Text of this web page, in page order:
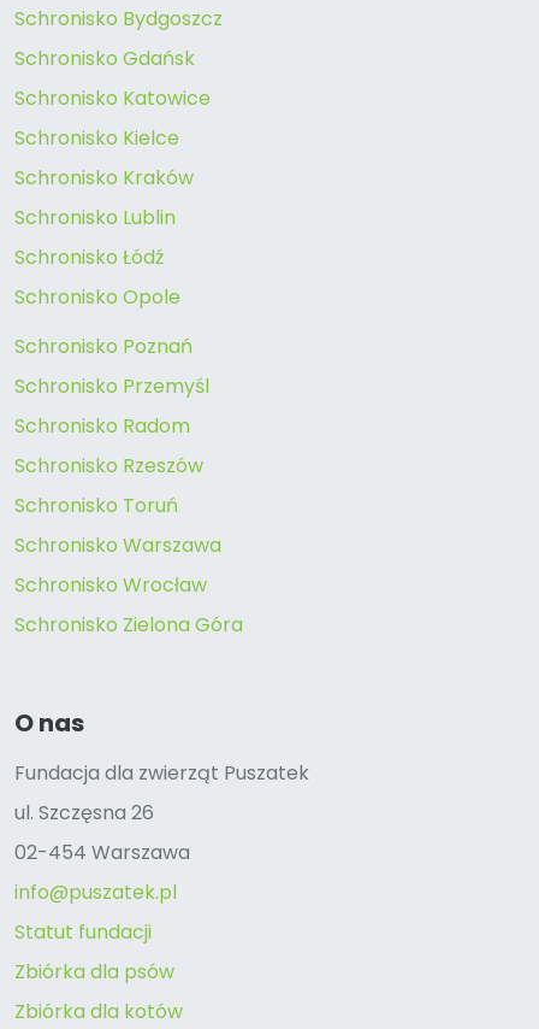
Schronisko Bydgoszcz
Schronisko Gdańsk
Schronisko Katowice
Schronisko Kielce
Schronisko Kraków
Schronisko Lublin
Schronisko Łódź
Schronisko Opole
Schronisko Poznań
Schronisko Przemyśl
Schronisko Radom
Schronisko Rzeszów
Schronisko Toruń
Schronisko Warszawa
Schronisko Wrocław
Schronisko Zielona Góra
O nas
Fundacja dla zwierząt Puszatek
ul. Szczęsna 26
02-454 Warszawa
info@puszatek.pl
Statut fundacji
Zbiórka dla psów
Zbiórka dla kotów